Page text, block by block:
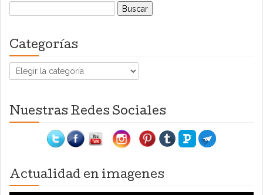
Buscar:
Categorías
Categorías
Nuestras Redes Sociales
Actualidad en imagenes